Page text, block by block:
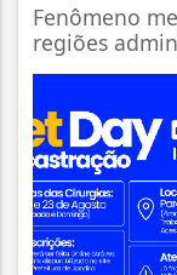
Fenômeno
regiões